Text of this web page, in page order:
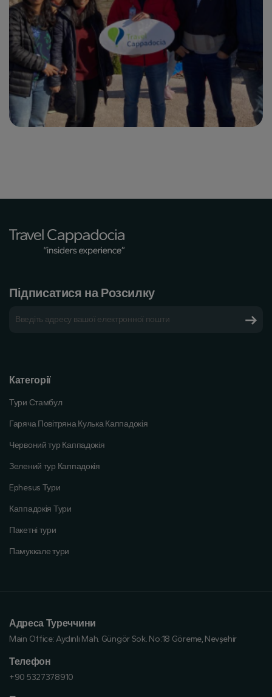
Підписатися на Розсилку
Категорії
Тури Стамбул
Гаряча Повітряна Кулька Каппадокія
Червоний тур Каппадокія
Зелений тур Каппадокія
Ephesus Тури
Каппадокія Тури
Пакетні тури
Памуккале тури
Адреса Туреччини
Main Office:Aydınlı Mah. Güngör Sok. No:18 Göreme, Nevşehir
Телефон
+90 5327378910